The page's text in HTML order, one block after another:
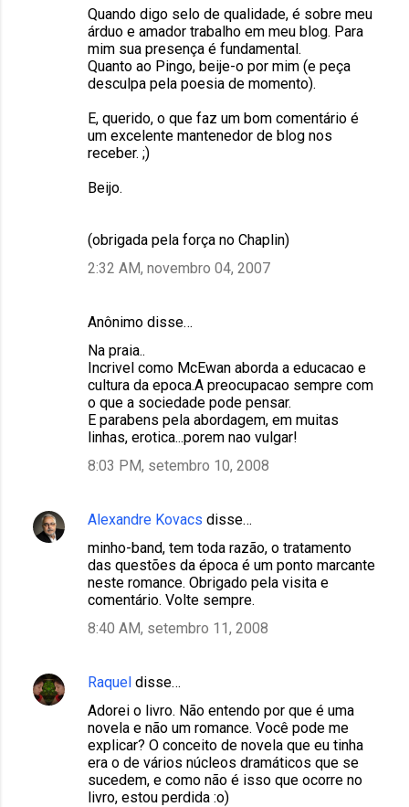
Quando digo selo de qualidade, é sobre meu
árduo e amador trabalho em meu blog. Para
mim sua presença é fundamental.
Quanto ao Pingo, beije-o por mim (e peça
desculpa pela poesia de momento).
E, querido, o que faz um bom comentário é
um excelente mantenedor de blog nos
receber. ;)
Beijo.
(obrigada pela força no Chaplin)
2:32 AM, novembro 04, 2007
Anônimo disse…
Na praia..
Incrivel como McEwan aborda a educacao e
cultura da epoca.A preocupacao sempre com
o que a sociedade pode pensar.
E parabens pela abordagem, em muitas
linhas, erotica...porem nao vulgar!
8:03 PM, setembro 10, 2008
Alexandre Kovacs disse…
minho-band, tem toda razão, o tratamento
das questões da época é um ponto marcante
neste romance. Obrigado pela visita e
comentário. Volte sempre.
8:40 AM, setembro 11, 2008
Raquel disse…
Adorei o livro. Não entendo por que é uma
novela e não um romance. Você pode me
explicar? O conceito de novela que eu tinha
era o de vários núcleos dramáticos que se
sucedem, e como não é isso que ocorre no
livro, estou perdida :o)